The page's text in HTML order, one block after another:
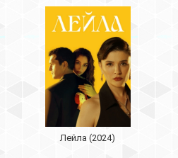
Лейла (2024)